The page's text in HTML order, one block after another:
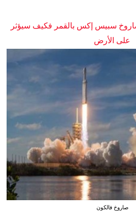
سبيس إكس بالقمر فكيف سيؤثر
على الأرض
صاروخ فالكون